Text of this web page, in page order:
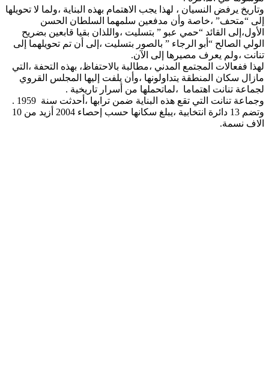
وتاريخ يرفض النسيان ، لهذا يجب الاهتمام بهذه البناية ،ولما لا تحويلها
إلى “متحف” ،خاصة وأن مدفعين سلمهما السلطان الحسن
الأول،إلى القائد “حمي عبو ” بتسليت ،واللذان بقيا قابعين بضريح
الولي الصالح “أبو الرجاء ” بالصور بتسليت ،إلى أن تم تحويلهما إلى
تنانت ،ولم يعرف مصيرها إلى الآن.
لهذا ففعالات المجتمع المدني ،مطالبة بالاحتفاظ، بهذه التحفة ،التي
مازال سكان المنطقة يتداولونها ،وأن يلفت إليها المجلس القروي
لجماعة تنانت اهتماما ،لماتحملها من أسرار تاريخية .
وجماعة تنانت التي تقع هذه البناية ضمن ترابها ،أحدثت سنة 1959 .
وتضم 13 دائرة انتخابية ،يبلغ سكانها حسب إحصاء 2004 أزيد من 10
الاف نسمة.